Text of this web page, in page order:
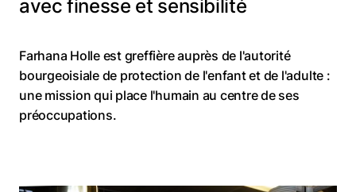
avec finesse et sensibilité
Farhana Holle est greffière auprès de l'autorité
bourgeoisiale de protection de l'enfant et de l'adulte :
une mission qui place l'humain au centre de ses
préoccupations.